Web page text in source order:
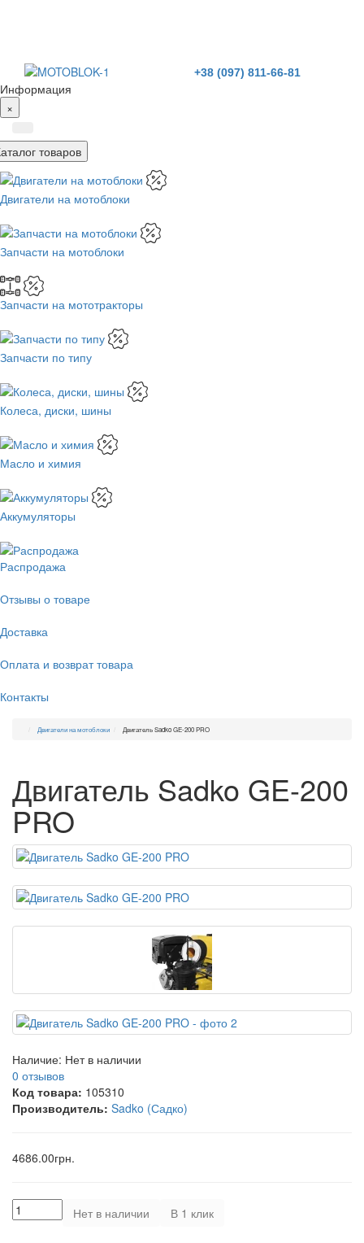
+38 (097) 811-66-81
Информация
×
товаров
Двигатели на мотоблоки
Запчасти на мотоблоки
Запчасти на мототракторы
Запчасти по типу
Колеса, диски, шины
Масло и химия
Аккумуляторы
Распродажа
Отзывы о товаре
Доставка
Оплата и возврат товара
Контакты
Двигатели на мотоблоки Двигатель Sadko GE-200 PRO
Двигатель Sadko GE-200
PRO
Наличие: Нет в наличии
0 отзывов
Код товара: 105310
Производитель: Sadko (Садко)
4686.00грн.
Нет в наличии В 1 клик